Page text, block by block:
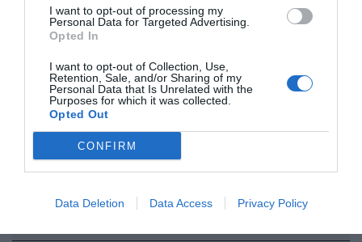
I want to opt-out of processing my
Personal Data for Targeted Advertising.
Opted In
I want to opt-out of Collection, Use,
Retention, Sale, and/or Sharing of my
Personal Data that Is Unrelated with the
Purposes for which it was collected.
Opted Out
CONFIRM
Data Deletion Data Access Privacy Policy
DIARIO DE LA CORRUPCIÓN SANCHISTA
Diario de la corrupción sanchista. La
Audiencia Nacional prorroga seis meses la
investigación del caso Koldo, ante el
ingente material incautado por la UCO
por Redacción
Artículos anteriores